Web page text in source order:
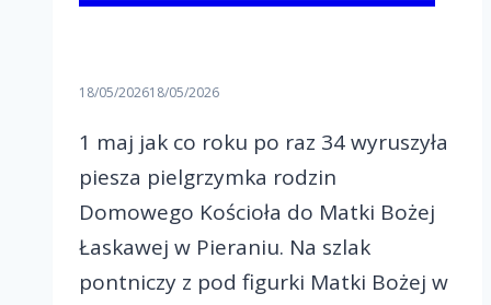
18/05/202618/05/2026
1 maj jak co roku po raz 34 wyruszyła
piesza pielgrzymka rodzin
Domowego Kościoła do Matki Bożej
Łaskawej w Pieraniu. Na szlak
pontniczy z pod figurki Matki Bożej w